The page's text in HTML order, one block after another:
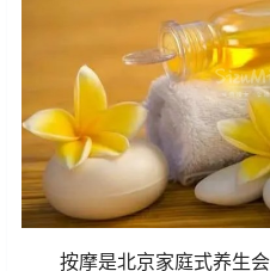
按摩是北京家庭式养生